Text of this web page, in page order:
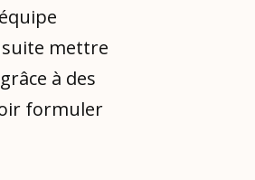
mettre
à des
formuler